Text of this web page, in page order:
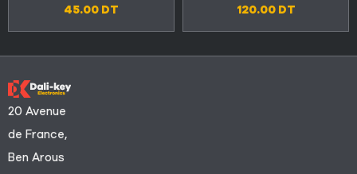
45.00 DT
120.00 DT
20 Avenue
de France,
Ben Arous